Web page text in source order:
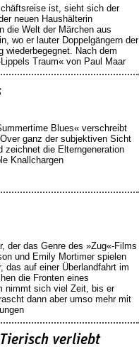
ist, sieht sich der
neuen Haushälterin
die Welt der Märchen aus
wo er lauter Doppelgängern der
wiederbegegnet. Nach dem
Traum« von Paul Maar
Blues« verschreibt
ganz der subjektiven Sicht
zeichnet die Elterngeneration
Knallchargen
der das Genre des »Zug«-Films
und Emily Mortimer spielen
das auf einer Überlandfahrt im
die Fronten eines
nimmt sich viel Zeit, bis er
dann aber umso mehr mit
verliebt